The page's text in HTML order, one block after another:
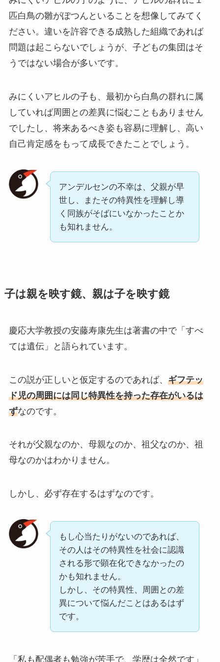
匹白鳥の雛がぽつんといることを想像してみてく
ださい。違いを許容できる成熟した組織であれば
問題は起こらないでしょうが、子どもの集団はそ
うではない場合が多いです。
みにくいアヒルの子も、最初から白鳥の群れに属
していれば周囲との差異に悩むこともありません
でしたし、将来あるべき姿も容易に理解し、高い
自己肯定感をもって成長できたことでしょう。
アンデルセンの不幸は、父親が早
世し、またその特異性を理解し導
く同族がそばにいなかったことか
も知れません。
子は親を映す鏡、親は子を映す鏡
慶応大学教授の安藤寿康先生は著書の中で「すべ
ては遺伝」と語られています。
この説が正しいと仮定するのであれば、 ギフテッ
ド児の周囲には同じ特異性を持った存在がいるは
ずなのです。
それが父親なのか、母親なのか、祖父なのか、祖
母なのかはわかりません。
しかし、必ず存在するはずなのです。
もし心当たりがないのであれば、
その人はその特異性を社会に認識
される形で顕在化できなかったの
かも知れません。
しかし、その特異性、周囲との差
異について悩んだことはあるはず
です。
「私も配偶者も勉強が苦手で、学歴は全然です」